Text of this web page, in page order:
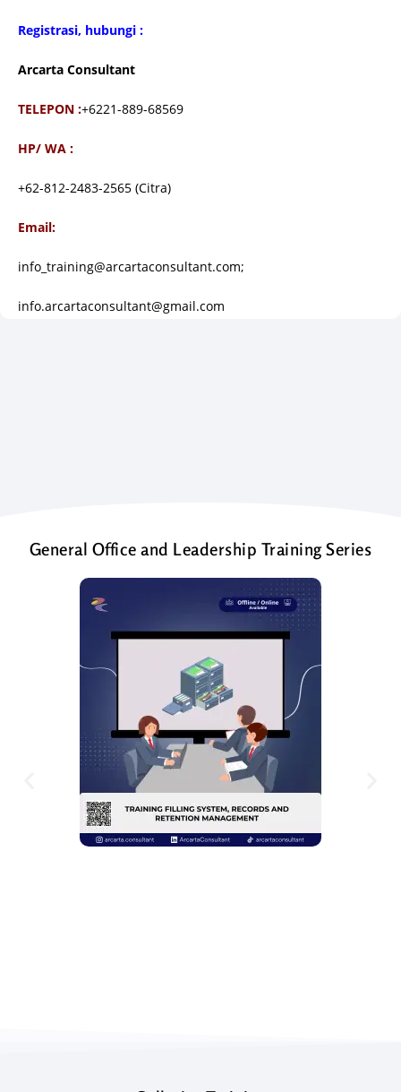
Registrasi, hubungi :
Arcarta Consultant
TELEPON :+6221-889-68569
HP/ WA :
+62-812-2483-2565 (Citra)
Email:
info_training@arcartaconsultant.com;
info.arcartaconsultant@gmail.com
General Office and Leadership Training Series